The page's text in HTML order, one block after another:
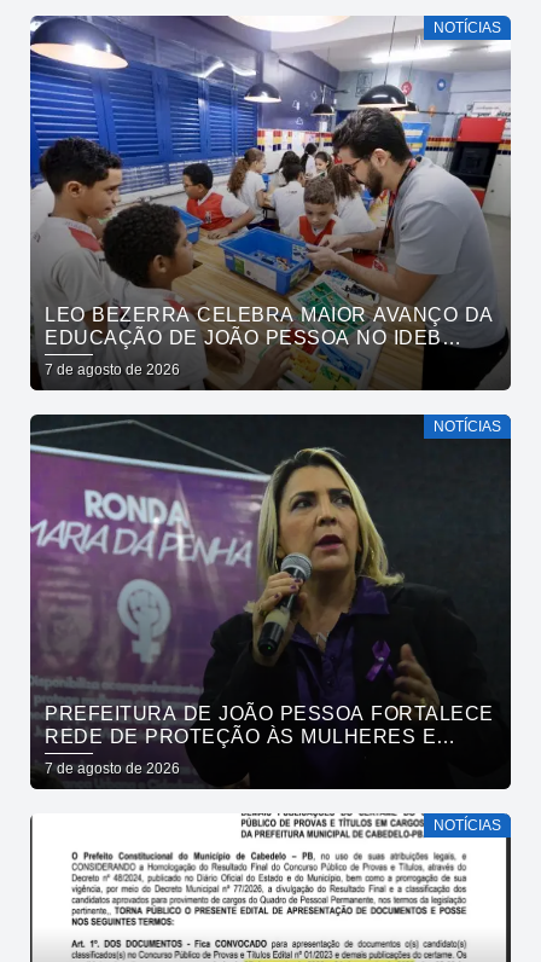
NOTÍCIAS
LEO BEZERRA CELEBRA MAIOR AVANÇO DA
EDUCAÇÃO DE JOÃO PESSOA NO IDEB
ENTRE CAPITAIS DO NORDESTE
7 de agosto de 2026
NOTÍCIAS
PREFEITURA DE JOÃO PESSOA FORTALECE
REDE DE PROTEÇÃO ÀS MULHERES E
ENTENDE QUE ACOLHER É SALVAR VIDAS
7 de agosto de 2026
NOTÍCIAS